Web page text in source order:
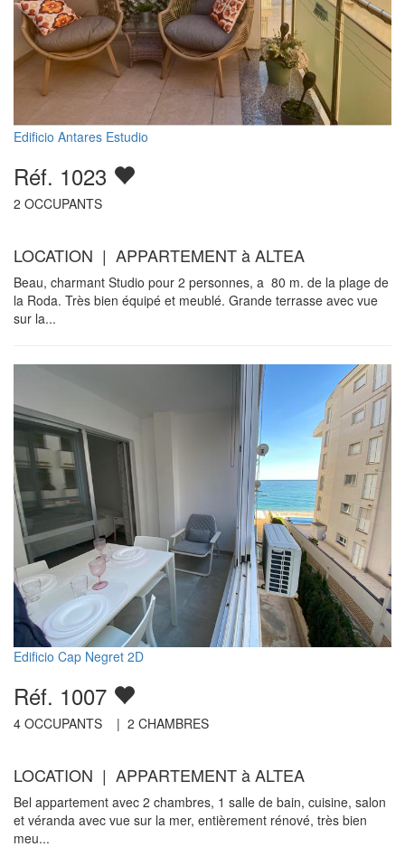
Edificio Antares Estudio
Réf. 1023
2 OCCUPANTS
LOCATION | APPARTEMENT à ALTEA
Beau, charmant Studio pour 2 personnes, a 80 m. de la plage de
la Roda. Très bien équipé et meublé. Grande terrasse avec vue
sur la...
Edificio Cap Negret 2D
Réf. 1007
4 OCCUPANTS | 2 CHAMBRES
LOCATION | APPARTEMENT à ALTEA
Bel appartement avec 2 chambres, 1 salle de bain, cuisine, salon
et véranda avec vue sur la mer, entièrement rénové, très bien
meu...